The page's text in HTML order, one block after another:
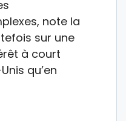
note la
sur une
à court
qu’en